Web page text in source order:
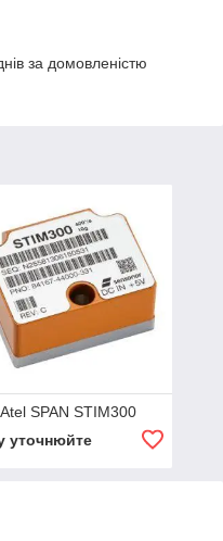
за домовленістю
SPAN STIM300
уточнюйте